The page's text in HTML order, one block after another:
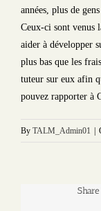
années, plus de
Ceux-ci sont venus
aider à développer
plus bas que les
tuteur sur eux afin
pouvez rapporter à
By TALM_Admin01